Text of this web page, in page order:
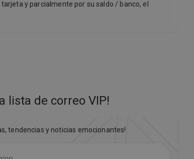
y parcialmente por su saldo / banco, el
lista de correo VIP!
tendencias y noticias emocionantes!